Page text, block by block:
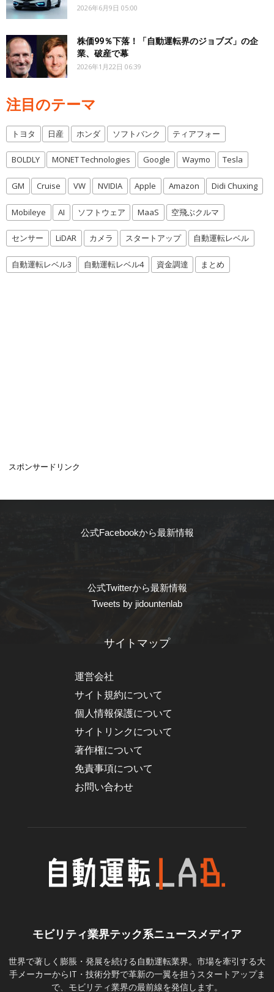
2026年6月9日 05:00
株価99％下落！「自動運転界のジョブズ」の企
業、破産で幕
2026年1月22日 06:39
注目のテーマ
トヨタ 日産 ホンダ ソフトバンク ティアフォー
BOLDLY MONET Technologies Google Waymo Tesla
GM Cruise VW NVIDIA Apple Amazon Didi Chuxing
Mobileye AI ソフトウェア MaaS 空飛ぶクルマ
センサー LiDAR カメラ スタートアップ 自動運転レベル
自動運転レベル3 自動運転レベル4 資金調達 まとめ
スポンサードリンク
公式Facebookから最新情報
公式Twitterから最新情報
Tweets by jidountenlab
サイトマップ
運営会社
サイト規約について
個人情報保護について
サイトリンクについて
著作権について
免責事項について
お問い合わせ
モビリティ業界テック系ニュースメディア
世界で著しく膨脹・発展を続ける自動運転業界。市場を牽引する大
手メーカーからIT・技術分野で革新の一翼を担うスタートアップま
で、モビリティ業界の最前線を発信します。